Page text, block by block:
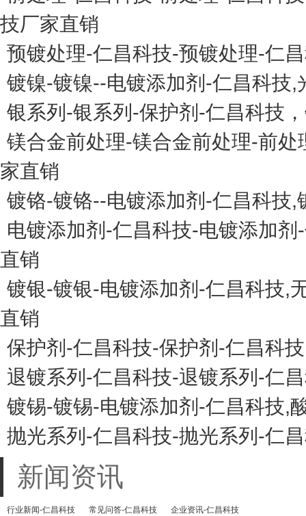
技厂家直销
预镀处理-仁昌科技-预镀处理-仁
镀镍-镀镍--电镀添加剂-仁昌科技
银系列-银系列-保护剂-仁昌科技
镁合金前处理-镁合金前处理-前
家直销
镀铬-镀铬--电镀添加剂-仁昌科技
电镀添加剂-仁昌科技-电镀添加
直销
镀银-镀银-电镀添加剂-仁昌科技,
直销
保护剂-仁昌科技-保护剂-仁昌科
退镀系列-仁昌科技-退镀系列-仁
镀锡-镀锡-电镀添加剂-仁昌科技,
抛光系列-仁昌科技-抛光系列-仁
新闻资讯
行业新闻-仁昌科技 常见问答-仁昌科技 企业资讯-仁昌科技